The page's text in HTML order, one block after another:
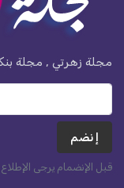
مجلة زهرتي , مجلة
إنضم
قبل الإنضمام يرجى